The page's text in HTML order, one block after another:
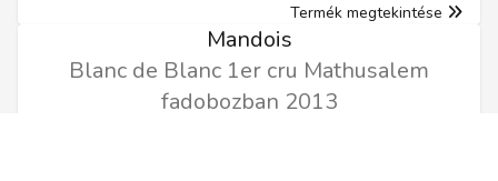
Termék megtekintése
Mandois
Blanc de Blanc 1er cru Mathusalem
fadobozban 2013